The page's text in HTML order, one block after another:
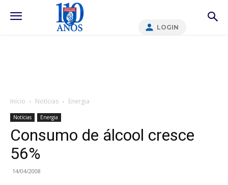
LOGIN
Início Notícias Energia
Notícias Energia
Consumo de álcool cresce
56%
14/04/2008